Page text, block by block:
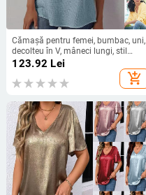
Cămașă pentru femei, bumbac, uni,
decolteu în V, mâneci lungi, stil
street hipster
123.92 Lei
add_shopping_cart